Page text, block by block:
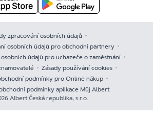
zpracování osobních údajů
osobních údajů pro obchodní partnery
údajů pro uchazeče o zaměstnání
Zásady používání cookies
podmínky pro Online nákup
podmínky aplikace Můj Albert
Albert Česká republika, s.r.o.